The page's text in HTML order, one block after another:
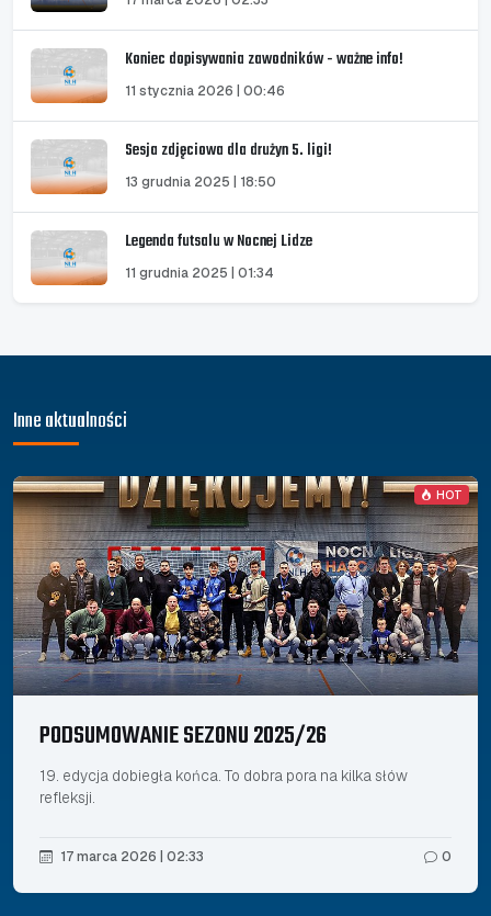
Koniec dopisywania zawodników - ważne info!
11 stycznia 2026 | 00:46
Sesja zdjęciowa dla drużyn 5. ligi!
13 grudnia 2025 | 18:50
Legenda futsalu w Nocnej Lidze
11 grudnia 2025 | 01:34
Inne aktualności
HOT
PODSUMOWANIE SEZONU 2025/26
19. edycja dobiegła końca. To dobra pora na kilka słów
refleksji.
17 marca 2026 | 02:33 0